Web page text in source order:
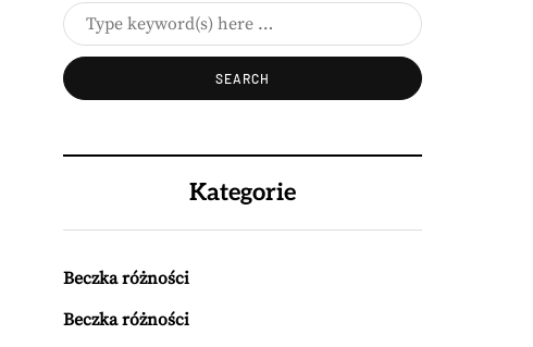
Kategorie
Beczka różności
Beczka różności